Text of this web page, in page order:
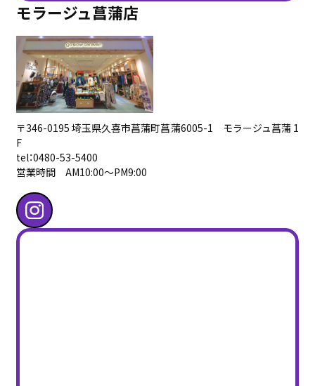
モラージュ菖蒲店
〒346-0195 埼玉県久喜市菖蒲町菖蒲6005-1 モラージュ菖蒲 1
F
tel：0480-53-5400
営業時間 AM10:00〜PM9:00